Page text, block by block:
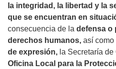
la integridad, la libertad y la
que se encuentran en
consecuencia de la defensa o
derechos humanos, así como
de expresión, la Secretaría
Oficina Local para la